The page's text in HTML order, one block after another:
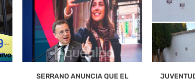
SERRANO ANUNCIA QUE EL